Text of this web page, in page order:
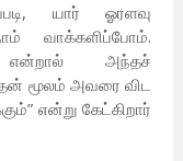
யார் ஓரளவு
வாக்களிப்போம்.
என்றால் அந்தச்
மூலம் அவரை விட
என்று கேட்கிறார்